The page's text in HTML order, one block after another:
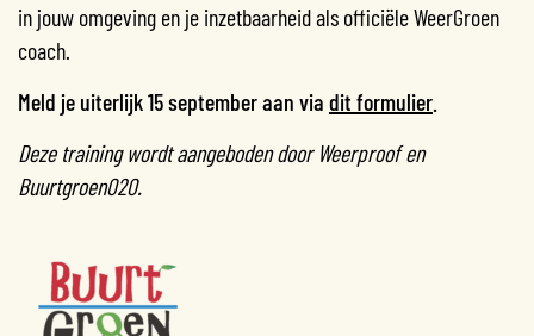
in jouw omgeving en je inzetbaarheid als officiële WeerGroen
coach.
Meld je uiterlijk 15 september aan via dit formulier
Deze training wordt aangeboden door Weerproof en
Buurtgroen020.